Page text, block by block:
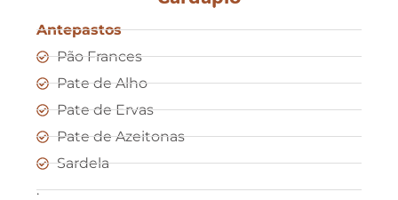
Antepastos
Pão Frances
Pate de Alho
Pate de Ervas
Pate de Azeitonas
Sardela
.